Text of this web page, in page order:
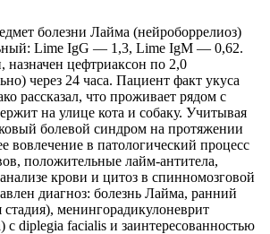
бо­лезни Лайма (нейроборрелиоз)
Lime IgG — 1,3, Lime IgM — 0,62.
цеф­триаксон по 2,0
через 24 часа. Паци­ент факт укуса
рассказал, что прожи­вает рядом с
на улице кота и собаку. Учитывая
болевой синдром на про­тяжении
вовлечение в патологический процесс
положительные лайм-антите­ла,
крови и цитоз в спинномоз­говой
диагноз: болезнь Лайма, ранний
стадия), ме­нингорадикулоневрит
с diplegia facialis и заинтересованностью